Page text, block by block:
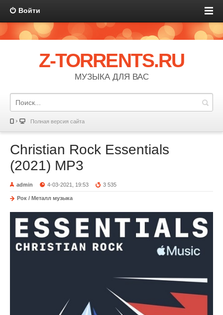
Войти
Z-TORRENTS.RU
МУЗЫКА ДЛЯ ВАС
Полная версия сайта
Christian Rock Essentials
(2021) MP3
admin 4-03-2021, 19:53 3 535
Рок / Металл музыка